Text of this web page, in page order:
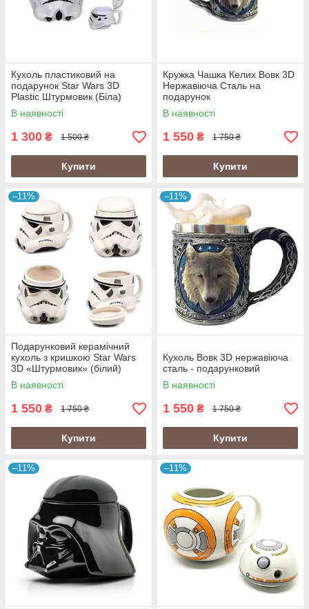
Кухоль пластиковий на
подарунок Star Wars 3D
Plastic Штурмовик (Біла)
В наявності
1 300 ₴ 1 500 ₴
Купити
Кружка Чашка Келих Вовк 3D
Нержавіюча Сталь на
подарунок
В наявності
1 550 ₴ 1 750 ₴
Купити
–11%
Подарунковий керамічний
кухоль з кришкою Star Wars
3D «Штурмовик» (білий)
В наявності
1 550 ₴ 1 750 ₴
Купити
–11%
Кухоль Вовк 3D нержавіюча
сталь - подарунковий
В наявності
1 550 ₴ 1 750 ₴
Купити
–11% –11%